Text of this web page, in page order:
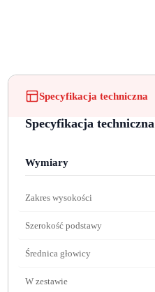
Specyfikacja techniczna
Specyfikacja techniczna
Wymiary
Zakres wysokości
Szerokość podstawy
Średnica głowicy
W zestawie